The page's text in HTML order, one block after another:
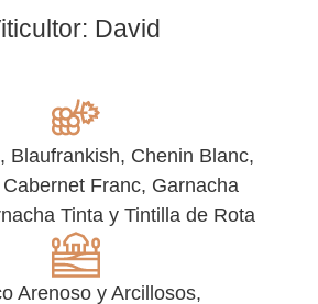
David
Blaufrankish, Chenin Blanc,
Franc, Garnacha
Tinta y Tintilla de Rota
Arenoso y Arcillosos,